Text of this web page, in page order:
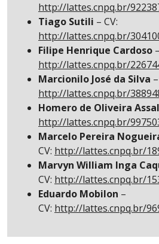
http://lattes.cnpq.br/
Tiago Sutili – CV:
http://lattes.cnpq.br/
Filipe Henrique Cardoso
http://lattes.cnpq.br/
Marcionilo José da Silva
http://lattes.cnpq.br/
Homero de Oliveira
http://lattes.cnpq.br/
Marcelo Pereira
CV: http://lattes.cnpq.br/
Marvyn William Inga
CV: http://lattes.cnpq.br/
Eduardo Mobilon –
CV: http://lattes.cnpq.br/